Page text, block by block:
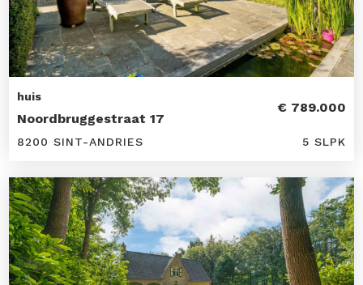
huis
Noordbruggestraat 17
€ 789.000
8200 SINT-ANDRIES 5 SLPK